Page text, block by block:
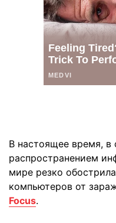
В настоящее время, в
распространением
мире резко
компьютеров от
Focus.